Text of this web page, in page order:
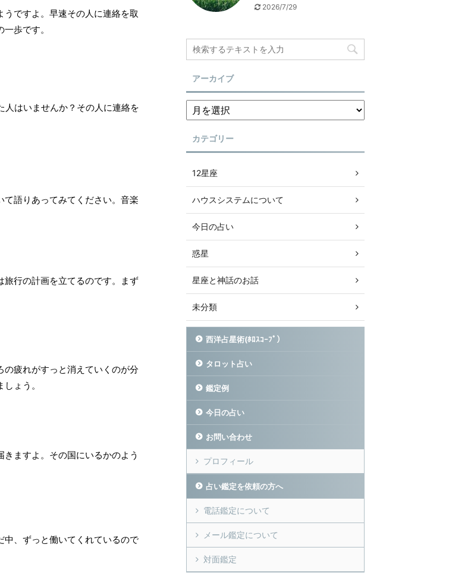
ですよ。早速その人に連絡を取
歩です。
はいませんか？その人に連絡を
語りあってみてください。音楽
行の計画を立てるのです。まず
疲れがすっと消えていくのが分
ょう。
ますよ。その国にいるかのよう
中、ずっと働いてくれているので
2026/7/29
アーカイブ
カテゴリー
12星座
ハウスシステムについて
今日の占い
惑星
星座と神話のお話
未分類
西洋占星術(ﾎﾛｽｺｰﾌﾟ）
タロット占い
鑑定例
今日の占い
お問い合わせ
プロフィール
占い鑑定を依頼の方へ
電話鑑定について
メール鑑定について
対面鑑定